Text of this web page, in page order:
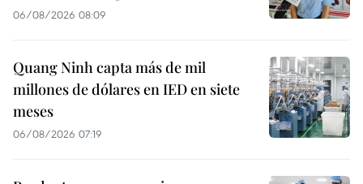
06/08/2026 08:09
Quang Ninh capta más de mil
millones de dólares en IED en siete
meses
06/08/2026 07:19